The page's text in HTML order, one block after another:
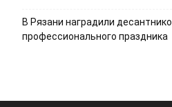
В Рязани наградили
профессионального праздника